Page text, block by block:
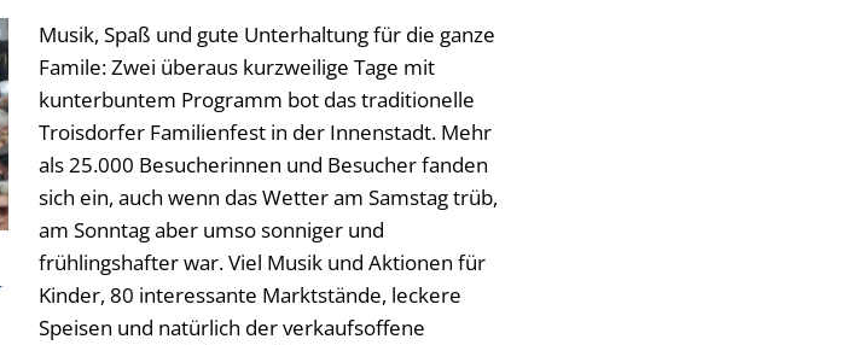
Musik, Spaß und gute Unterhaltung für die ganze
Famile: Zwei überaus kurzweilige Tage mit
kunterbuntem Programm bot das traditionelle
Troisdorfer Familienfest in der Innenstadt. Mehr
als 25.000 Besucherinnen und Besucher fanden
sich ein, auch wenn das Wetter am Samstag trüb,
am Sonntag aber umso sonniger und
frühlingshafter war. Viel Musik und Aktionen für
Kinder, 80 interessante Marktstände, leckere
Speisen und natürlich der verkaufsoffene